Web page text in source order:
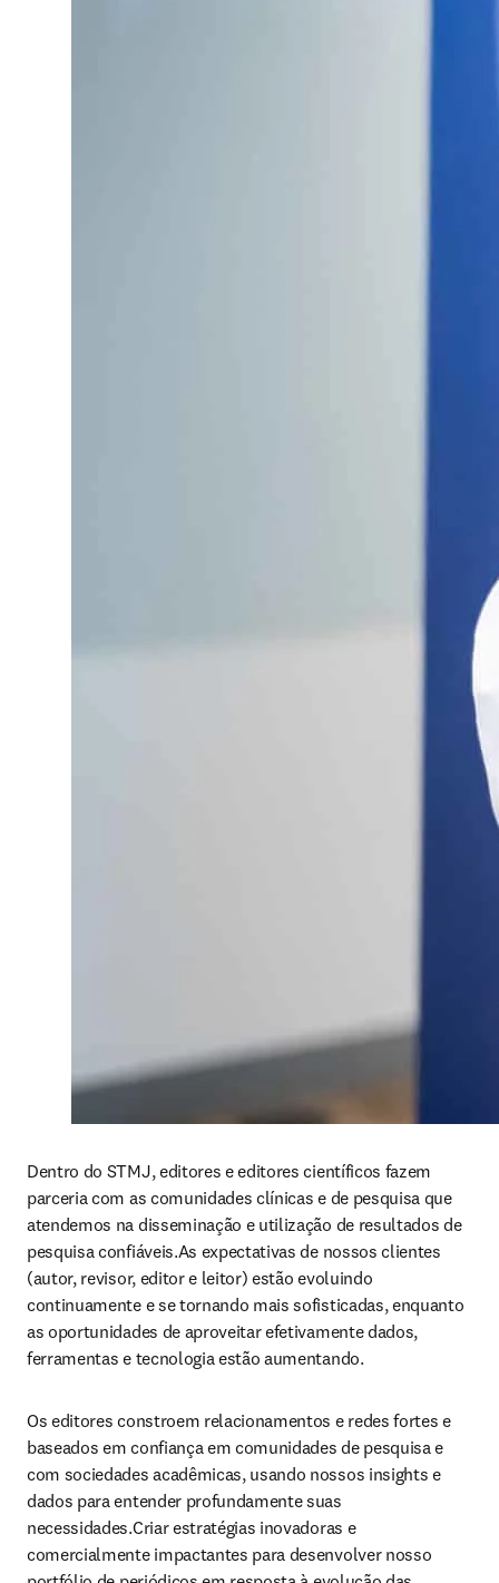
Dentro do STMJ, editores e editores científicos fazem
parceria com as comunidades clínicas e de pesquisa que
atendemos na disseminação e utilização de resultados de
pesquisa confiáveis.As expectativas de nossos clientes
(autor, revisor, editor e leitor) estão evoluindo
continuamente e se tornando mais sofisticadas, enquanto
as oportunidades de aproveitar efetivamente dados,
ferramentas e tecnologia estão aumentando.
Os editores constroem relacionamentos e redes fortes e
baseados em confiança em comunidades de pesquisa e
com sociedades acadêmicas, usando nossos insights e
dados para entender profundamente suas
necessidades.Criar estratégias inovadoras e
comercialmente impactantes para desenvolver nosso